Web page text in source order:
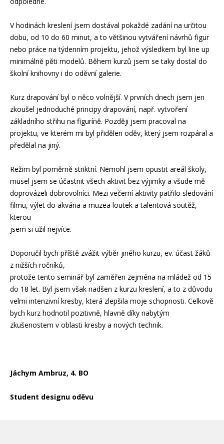
V hodinách kreslení jsem dostával pokaždé zadání na určitou
dobu, od 10 do 60 minut, a to většinou vytváření návrhů figur
nebo práce na týdenním projektu, jehož výsledkem byl line up
minimálně pěti modelů. Během kurzů jsem se taky dostal do
školní knihovny i do oděvní galerie.
Kurz drapování byl o něco volnější. V prvních dnech jsem jen
zkoušel jednoduché principy drapování, např. vytvoření
základního střihu na figuríně. Později jsem pracoval na
projektu, ve kterém mi byl přidělen oděv, který jsem rozpáral a
předělal na jiný.
Režim byl poměrně striktní. Nemohl jsem opustit areál školy,
musel jsem se účastnit všech aktivit bez výjimky a všude mě
doprovázeli dobrovolníci. Mezi večerní aktivity patřilo sledování
filmu, výlet do akvária a muzea loutek a talentová soutěž,
kterou
jsem si užil nejvíce.
Doporučil bych příště zvážit výběr jiného kurzu, ev. účast žáků
z nižších ročníků,
protože tento seminář byl zaměřen zejména na mládež od 15
do 18 let. Byl jsem však nadšen z kurzu kreslení, a to z důvodu
velmi intenzivní kresby, která zlepšila moje schopnosti. Celkově
bych kurz hodnotil pozitivně, hlavně díky nabytým
zkušenostem v oblasti kresby a nových technik.
Jáchym Ambruz, 4. BO
Student designu oděvu